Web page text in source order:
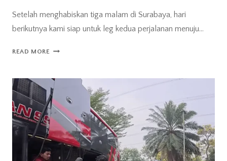
Setelah menghabiskan tiga malam di Surabaya, hari
berikutnya kami siap untuk leg kedua perjalanan menuju…
READ MORE SURABAYA
DUA
HARI
DUA
MALAM
DI
ATAS
KAPAL